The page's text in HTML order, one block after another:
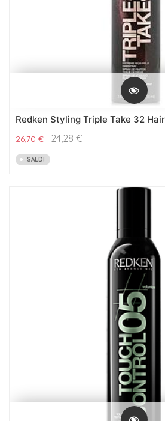
Redken Styling Triple Take 32
26,70€ 24,28 €
SALDI